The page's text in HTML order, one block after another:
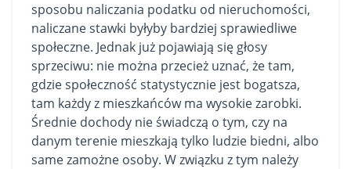
sposobu naliczania podatku od nieruchomości,
naliczane stawki byłyby bardziej sprawiedliwe
społeczne. Jednak już pojawiają się głosy
sprzeciwu: nie można przecież uznać, że tam,
gdzie społeczność statystycznie jest bogatsza,
tam każdy z mieszkańców ma wysokie zarobki.
Średnie dochody nie świadczą o tym, czy na
danym terenie mieszkają tylko ludzie biedni, albo
same zamożne osoby. W związku z tym należy